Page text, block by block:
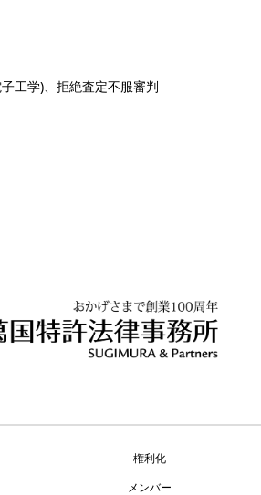
工学)、拒絶査定不服審判
権利化
メンバー